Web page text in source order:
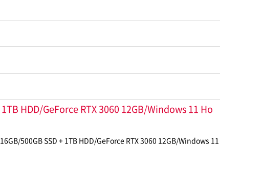
HDD/GeForce RTX 3060 12GB/Windows 11 Ho
500GB SSD + 1TB HDD/GeForce RTX 3060 12GB/Windows 11